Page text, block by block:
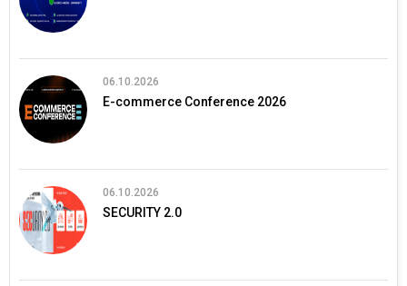
06.10.2026
E-commerce Conference 2026
06.10.2026
SECURITY 2.0